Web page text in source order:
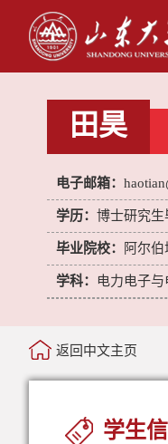
田昊
电子邮箱：
学历： 博士研究生
毕业院校： 阿尔
学科： 电力电子
返回中文主页
学生